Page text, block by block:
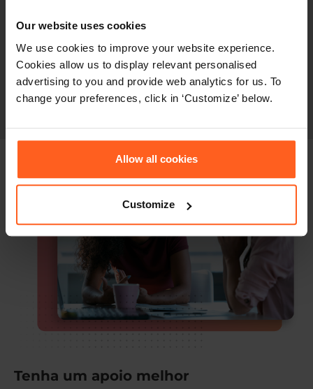
Our website uses cookies
We use cookies to improve your website experience.
Cookies allow us to display relevant personalised
advertising to you and provide web analytics for us. To
change your preferences, click in ‘Customize’ below.
Allow all cookies
Customize
deste autoconhecimento, você pode assumir
tarefas e funções nos quais você se destaca
naturalmente e atingir todo o seu potencial.
Tenha um apoio melhor